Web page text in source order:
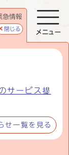
急情報
閉じる
サービス提
せ一覧を見る
メニュー